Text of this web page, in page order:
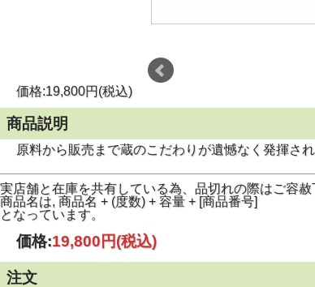
価格:19,800円(税込)
商品説明
原料から販売まで蔵のこだわりが遺憾なく発揮さ
実店舗と在庫を共有している為、品切れの際はご容赦
商品名は, 商品名 + (度数) + 容量 + [商品番号]
となっています。
価格:19,800円(税込)
注文